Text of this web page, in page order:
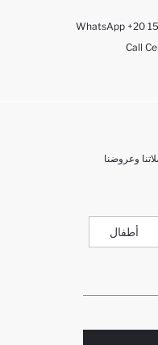
WhatsApp +20
Call
وعروضنا
أطفال